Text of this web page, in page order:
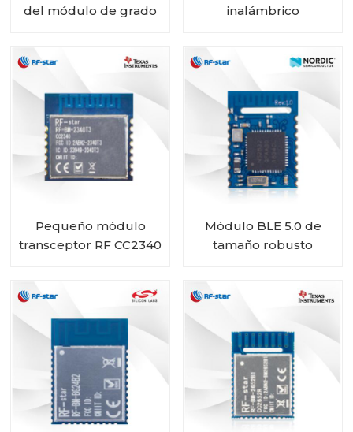
del módulo de grado
inalámbrico
TI1352P2
Pequeño módulo
transceptor RF CC2340
con BLE 5.3
Módulo BLE 5.0 de
tamaño robusto